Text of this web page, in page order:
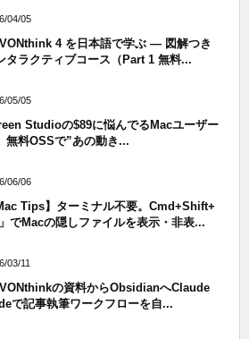
04/05
4 を日本語で学ぶ — 図解つき
タラクティブコース（Part 1 無料...
05/05
Studioの$89に悩んでるMacユーザー
無料OSSで”あの動き...
06/06
Tips】ターミナル不要。Cmd+Shift+
」でMacの隠しファイルを表示・非表...
03/11
の資料からObsidianへClaude
で記事執筆ワークフローを自...